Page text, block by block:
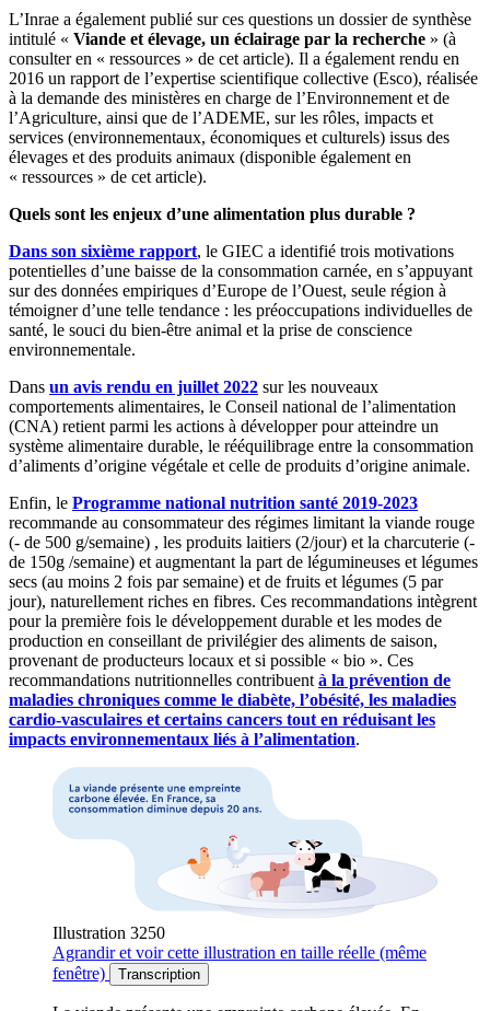
L’Inrae a également publié sur ces questions un dossier de synthèse
intitulé « Viande et élevage, un éclairage par la recherche » (à
consulter en « ressources » de cet article). Il a également rendu en
2016 un rapport de l’expertise scientifique collective (Esco), réalisée
à la demande des ministères en charge de l’Environnement et de
l’Agriculture, ainsi que de l’ADEME, sur les rôles, impacts et
services (environnementaux, économiques et culturels) issus des
élevages et des produits animaux (disponible également en
« ressources » de cet article).
Quels sont les enjeux d’une alimentation plus durable ?
Dans son sixième rapport, le GIEC a identifié trois motivations
potentielles d’une baisse de la consommation carnée, en s’appuyant
sur des données empiriques d’Europe de l’Ouest, seule région à
témoigner d’une telle tendance : les préoccupations individuelles de
santé, le souci du bien-être animal et la prise de conscience
environnementale.
Dans un avis rendu en juillet 2022 sur les nouveaux
comportements alimentaires, le Conseil national de l’alimentation
(CNA) retient parmi les actions à développer pour atteindre un
système alimentaire durable, le rééquilibrage entre la consommation
d’aliments d’origine végétale et celle de produits d’origine animale.
Enfin, le Programme national nutrition santé 2019-2023
recommande au consommateur des régimes limitant la viande rouge
(- de 500 g/semaine) , les produits laitiers (2/jour) et la charcuterie (-
de 150g /semaine) et augmentant la part de légumineuses et légumes
secs (au moins 2 fois par semaine) et de fruits et légumes (5 par
jour), naturellement riches en fibres. Ces recommandations intègrent
pour la première fois le développement durable et les modes de
production en conseillant de privilégier des aliments de saison,
provenant de producteurs locaux et si possible « bio ». Ces
recommandations nutritionnelles contribuent à la prévention de
maladies chroniques comme le diabète, l’obésité, les maladies
cardio-vasculaires et certains cancers tout en réduisant les
impacts environnementaux liés à l’alimentation.
Illustration 3250
Agrandiret voir cette illustration en taille réelle (même
fenêtre)
Transcription